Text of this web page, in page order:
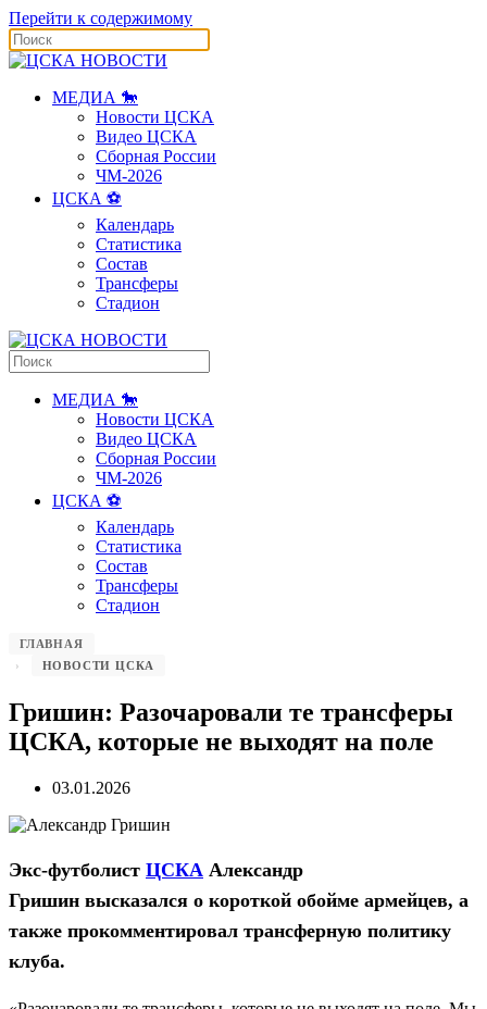
Перейти к содержимому
МЕДИА 🐎
Новости ЦСКА
Видео ЦСКА
Сборная России
ЧМ-2026
ЦСКА ⚽️
Календарь
Статистика
Состав
Трансферы
Стадион
МЕДИА 🐎
Новости ЦСКА
Видео ЦСКА
Сборная России
ЧМ-2026
ЦСКА ⚽️
Календарь
Статистика
Состав
Трансферы
Стадион
ГЛАВНАЯ
НОВОСТИ ЦСКА
Гришин: Разочаровали те трансферы
ЦСКА, которые не выходят на поле
03.01.2026
Экс-футболист ЦСКА Александр
Гришин высказался о короткой обойме армейцев, а
также прокомментировал трансферную политику
клуба.